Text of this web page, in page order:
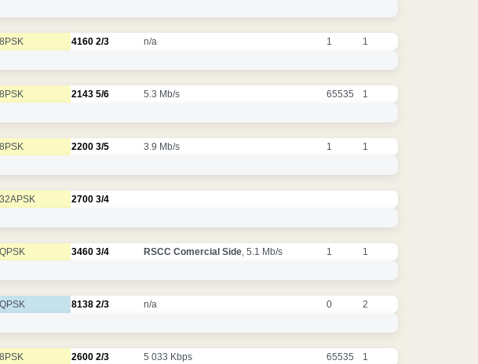
8PSK 4160 2/3 n/a 1 1
8PSK 2143 5/6 5.3 Mb/s 65535 1
8PSK 2200 3/5 3.9 Mb/s 1 1
32APSK 2700 3/4
QPSK 3460 3/4 RSCC Comercial Side, 5.1 Mb/s 1 1
QPSK 8138 2/3 n/a 0 2
8PSK 2600 2/3 5 033 Kbps 65535 1